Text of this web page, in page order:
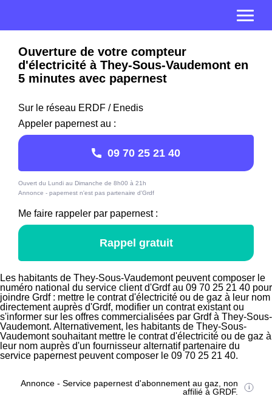
Ouverture de votre compteur
d'électricité à They-Sous-Vaudemont en
5 minutes avec papernest
Sur le réseau ERDF / Enedis
Appeler papernest au :
09 70 25 21 40
Ouvert du Lundi au Dimanche de 8h00 à 21h
Annonce - papernest n'est pas partenaire d'Grdf
Me faire rappeler par papernest :
Rappel gratuit
Les habitants de They-Sous-Vaudemont peuvent composer le
numéro national du service client d'Grdf au 09 70 25 21 40 pour
joindre Grdf : mettre le contrat d'électricité ou de gaz à leur nom
directement auprès d'Grdf, modifier un contrat existant ou
s'informer sur les offres commercialisées par Grdf à They-Sous-
Vaudemont. Alternativement, les habitants de They-Sous-
Vaudemont souhaitant mettre le contrat d'électricité ou de gaz à
leur nom auprès d'un fournisseur alternatif partenaire du
service papernest peuvent composer le 09 70 25 21 40.
Annonce - Service papernest d'abonnement au gaz, non
affilié à GRDF.